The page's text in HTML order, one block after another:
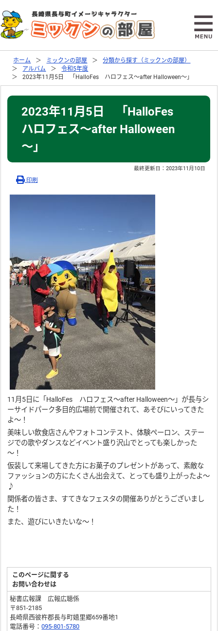
ホーム ミックンの部屋
分類から探す（ミックンの部屋）
アルバム
令和5年度
2023年11月5日 「HalloFes ハロフェス～after Halloween～」
2023年11月5日 「HalloFes
ハロフェス～after Halloween
～」
最終更新日：2023年11月10日
印刷
11月5日に「HalloFes ハロフェス～after Halloween～」が長与シ
ーサイドパーク多目的広場前で開催されて、あそびにいってきた
よ～！
美味しい飲食店さんやフォトコンテスト、体験ペーロン、ステー
ジでの歌やダンスなどイベント盛り沢山でとっても楽しかった
～！
仮装して来場してきた方にお菓子のプレゼントがあって、素敵な
ファッションの方にたくさん出会えて、とっても盛り上がったよ～
♪
関係者の皆さま、すてきなフェスタの開催ありがとうございまし
た！
また、遊びにいきたいな～！
このページに関する
お問い合わせは
秘書広報課 広報広聴係
〒851-2185
長崎県西彼杵郡長与町嬉里郷659番地1
電話番号：095-801-5780